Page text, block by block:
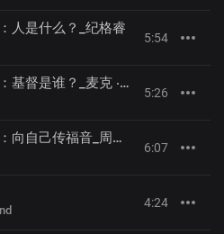
人是什么？_纪格睿
5:54
福音的核心04：基督是谁？_麦克 ‧ 海金
5:26
福音的核心08：向自己传福音_周索恩
6:07
4:24